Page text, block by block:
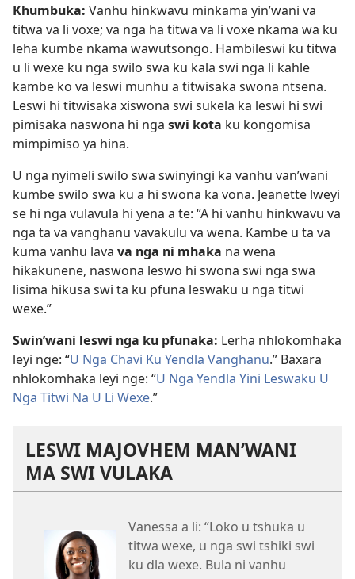
Khumbuka: Vanhu hinkwavu minkama yin’wani va
titwa va li voxe; va nga ha titwa va li voxe nkama wa ku
leha kumbe nkama wawutsongo. Hambileswi ku titwa
u li wexe ku nga swilo swa ku kala swi nga li kahle
kambe ko va leswi munhu a titwisaka swona ntsena.
Leswi hi titwisaka xiswona swi sukela ka leswi hi swi
pimisaka naswona hi nga swi kota ku kongomisa
mimpimiso ya hina.
U nga nyimeli swilo swa swinyingi ka vanhu van’wani
kumbe swilo swa ku a hi swona ka vona. Jeanette lweyi
se hi nga vulavula hi yena a te: “A hi vanhu hinkwavu va
nga ta va vanghanu vavakulu va wena. Kambe u ta va
kuma vanhu lava va nga ni mhaka na wena
hikakunene, naswona leswo hi swona swi nga swa
lisima hikusa swi ta ku pfuna leswaku u nga titwi
wexe.”
Swin’wani leswi nga ku pfunaka: Lerha nhlokomhaka
leyi nge: “U Nga Chavi Ku Yendla Vanghanu.” Baxara
nhlokomhaka leyi nge: “U Nga Yendla Yini Leswaku U
Nga Titwi Na U Li Wexe.”
LESWI MAJOVHEM MAN’WANI
MA SWI VULAKA
Vanessa a li: “Loko u tshuka u
titwa wexe, u nga swi tshiki swi
ku dla wexe. Bula ni vanhu